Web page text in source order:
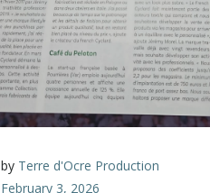
by Terre d'Ocre Production
February 3, 2026